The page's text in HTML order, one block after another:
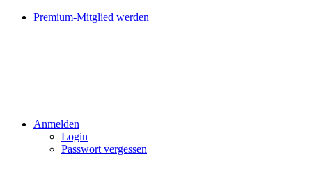
Premium-Mitglied werden
Anmelden
Login
Passwort vergessen